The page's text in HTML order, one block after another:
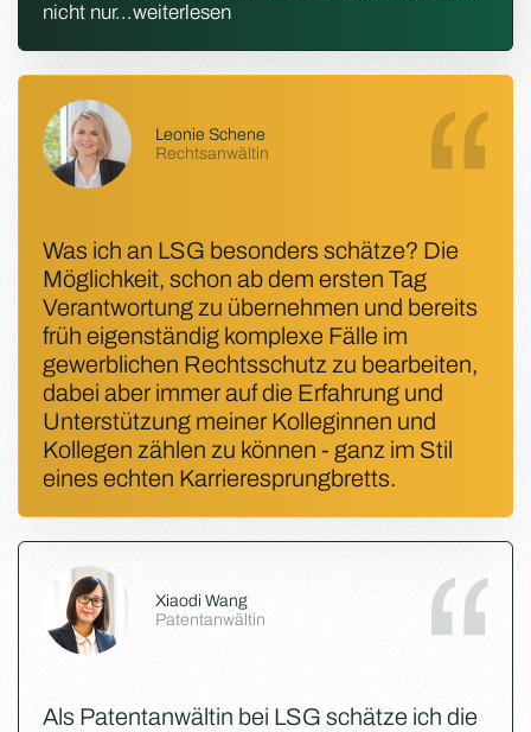
nicht nur...weiterlesen
Leonie Schene
Rechtsanwältin
Was ich an LSG besonders schätze? Die
Möglichkeit, schon ab dem ersten Tag
Verantwortung zu übernehmen und bereits
früh eigenständig komplexe Fälle im
gewerblichen Rechtsschutz zu bearbeiten,
dabei aber immer auf die Erfahrung und
Unterstützung meiner Kolleginnen und
Kollegen zählen zu können - ganz im Stil
eines echten Karrieresprungbretts.
Xiaodi Wang
Patentanwältin
Als Patentanwältin bei LSG schätze ich die